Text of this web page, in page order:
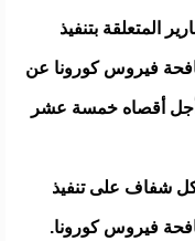
المتعلقة بتنفيذ
فيروس كورونا عن
أجل أقصاه خمسة عشر
شفاف على تنفيذ
فيروس كورونا.